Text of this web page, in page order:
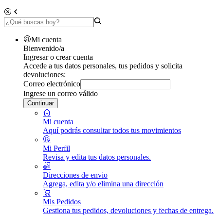
Mi cuenta
Bienvenido/a
Ingresar o crear cuenta
Accede a tus datos personales, tus pedidos y solicita
devoluciones:
Correo electrónico
Ingrese un correo válido
Continuar
Mi cuenta
Aquí podrás consultar todos tus movimientos
Mi Perfil
Revisa y edita tus datos personales.
Direcciones de envio
Agrega, edita y/o elimina una dirección
Mis Pedidos
Gestiona tus pedidos, devoluciones y fechas de entrega.